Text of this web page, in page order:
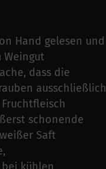
Hand gelesen und
Weingut
dass die
ausschließlich
schonende
Saft